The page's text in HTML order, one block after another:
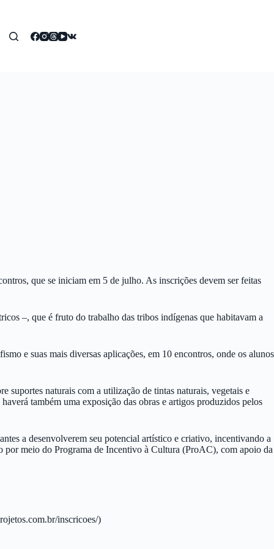
que se iniciam em 5 de julho. As inscrições devem ser feitas
–, que é fruto do trabalho das tribos indígenas que habitavam a
e suas mais diversas aplicações, em 10 encontros, onde os alunos
suportes naturais com a utilização de tintas naturais, vegetais e
também uma exposição das obras e artigos produzidos pelos
a desenvolverem seu potencial artístico e criativo, incentivando a
por meio do Programa de Incentivo à Cultura (ProAC), com apoio da
inscricoes/)